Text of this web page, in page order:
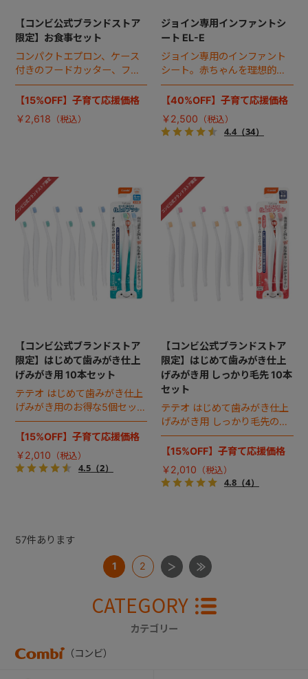
【コンビ公式ブランドストア
限定】お食事セット
コンパクトエプロン、ケース
付きのフードカッター、フィ
ーディングスプーンのお得な
セット。
【15%OFF】子育て応援価格
￥2,618
ジョイン専用インファントシ
ート EL-E
ジョイン専用のインファント
シート。赤ちゃんを理想的な
M字姿勢に保ち、1カ月（体重
3.2kg）からの抱っこをやさ
【40%OFF】子育て応援価格
￥2,500
4.4（34）
【コンビ公式ブランドストア
限定】はじめて歯みがき仕上
げみがき用 10本セット
テテオ はじめて歯みがき仕上
げみがき用のお得な5個セッ
ト、合計10本入。
【15%OFF】子育て応援価格
￥2,010
4.5（2）
【コンビ公式ブランドストア
限定】はじめて歯みがき仕上
げみがき用 しっかり毛先 10本
セット
テテオ はじめて歯みがき仕上
げみがき用 しっかり毛先のお
得な5個セット、合計10本
入。
【15%OFF】子育て応援価格
￥2,010
4.8（4）
57件あります
1 2
CATEGORY
カテゴリー
（コンビ）